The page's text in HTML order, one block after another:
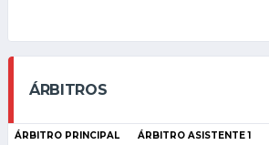
ÁRBITROS
ÁRBITRO PRINCIPAL ÁRBITRO ASISTENTE 1